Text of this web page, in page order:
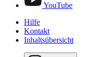
YouTube
Hilfe
Kontakt
Inhaltsübersicht